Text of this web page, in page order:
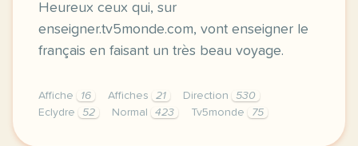
Heureux ceux qui, sur
enseigner.tv5monde.com, vont enseigner le
français en faisant un très beau voyage.
Affiche 16 Affiches 21 Direction
530
Eclydre
52 Normal 423 Tv5monde 75
didomi host didomi components button cursor